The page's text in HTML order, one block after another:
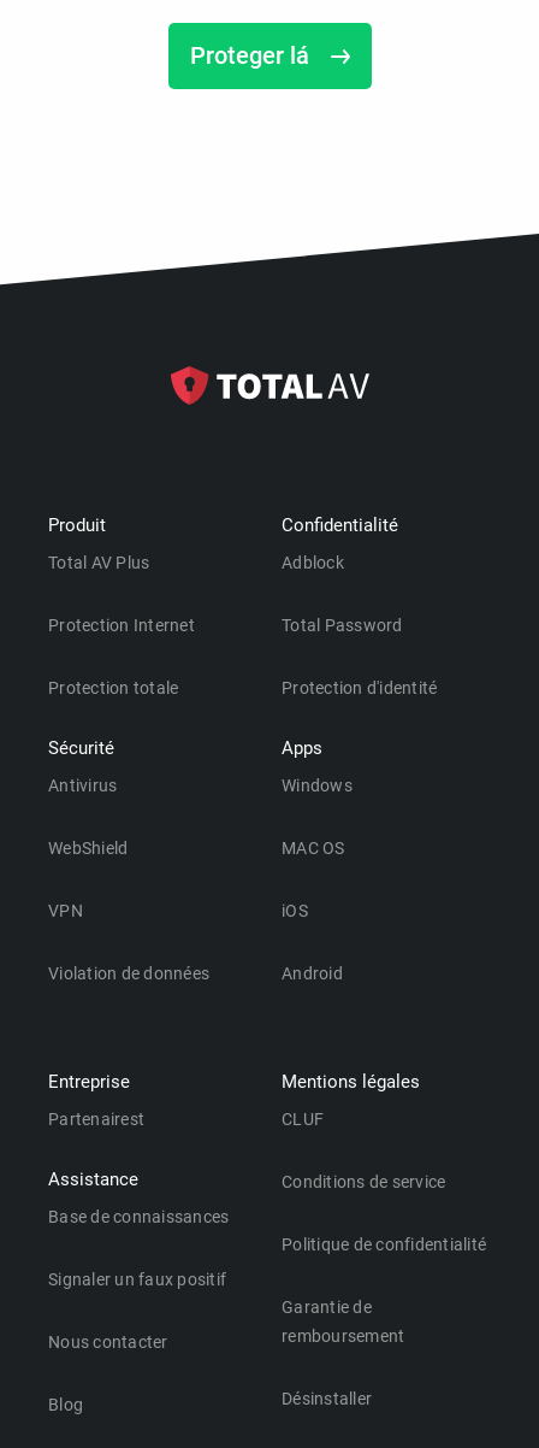
Proteger lá
Produit
Total AV Plus
Protection Internet
Protection totale
Sécurité
Antivirus
WebShield
VPN
Violation de données
Confidentialité
Adblock
Total Password
Protection d'identité
Apps
Windows
MAC OS
iOS
Android
Entreprise
Partenairest
Assistance
Base de connaissances
Signaler un faux positif
Nous contacter
Blog
Mentions légales
CLUF
Conditions de service
Politique de confidentialité
Garantie de
remboursement
Désinstaller